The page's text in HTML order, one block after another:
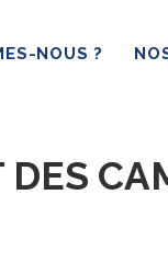
NOUS ?
DES